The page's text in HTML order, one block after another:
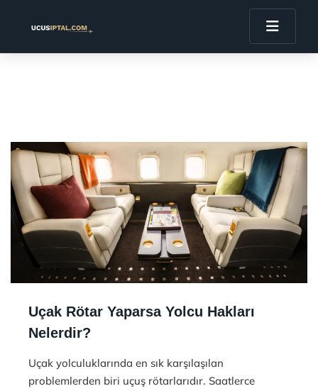
Uçak Rötar Yaparsa Yolcu Hakları
Nelerdir?
Uçak yolculuklarında en sık karşılaşılan
problemlerden biri uçuş rötarlarıdır. Saatlerce